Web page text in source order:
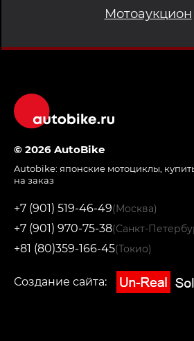
Мотоаукцион
© 2026 AutoBike
Autobike: японские мотоциклы
на заказ
+7 (901) 519-46-49(Москва)
+7 (901) 970-75-38(Санкт-
+81 (80)359-166-45(Токио)
Создание сайта: